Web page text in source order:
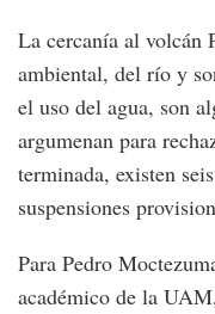
La cercanía al volcán
ambiental, del río y
el uso del agua, son
argumenan para
terminada, existen
suspensiones
Para Pedro
académico de la